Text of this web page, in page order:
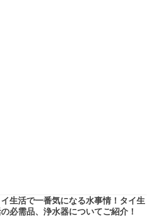
生活で一番気になる水事情！タイ生
必需品、浄水器についてご紹介！